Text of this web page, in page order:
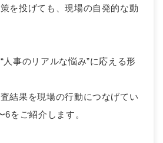
を投げても、現場の自発的な動
人事のリアルな悩み”に応える形
結果を現場の行動につなげてい
6をご紹介します。